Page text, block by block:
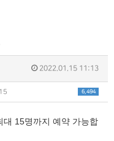
2022.01.15 11:13
6,494
대 15명까지 예약 가능합